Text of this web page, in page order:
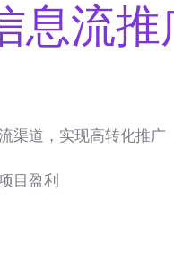
息流推
渠道，实现高转化推广
目盈利